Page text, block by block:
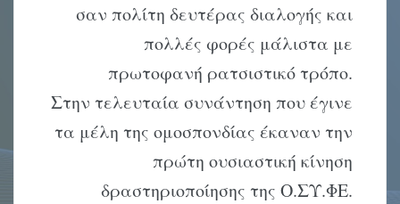
σαν πολίτη δευτέρας διαλογής και
πολλές φορές μάλιστα με
πρωτοφανή ρατσιστικό τρόπο.
Στην τελευταία συνάντηση που έγινε
τα μέλη της ομοσπονδίας έκαναν την
πρώτη ουσιαστική κίνηση
δραστηριοποίησης της Ο.ΣΥ.ΦΕ.